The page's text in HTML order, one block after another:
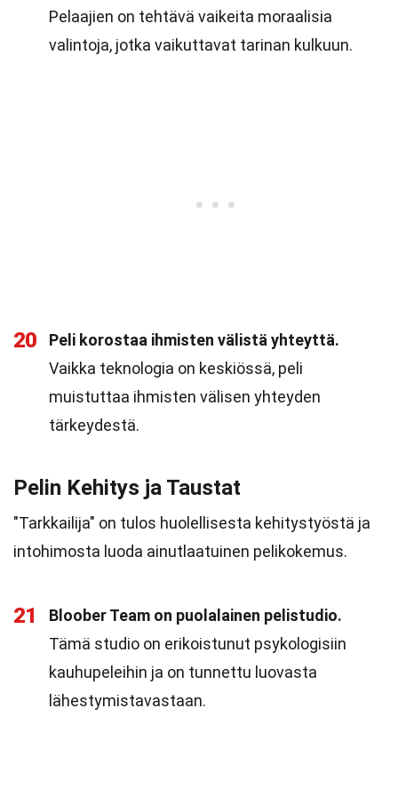
Pelaajien on tehtävä vaikeita moraalisia
valintoja, jotka vaikuttavat tarinan kulkuun.
20
Peli korostaa ihmisten välistä yhteyttä.
Vaikka teknologia on keskiössä, peli
muistuttaa ihmisten välisen yhteyden
tärkeydestä.
Pelin Kehitys ja Taustat
"Tarkkailija" on tulos huolellisesta kehitystyöstä ja
intohimosta luoda ainutlaatuinen pelikokemus.
21
Bloober Team on puolalainen pelistudio.
Tämä studio on erikoistunut psykologisiin
kauhupeleihin ja on tunnettu luovasta
lähestymistavastaan.